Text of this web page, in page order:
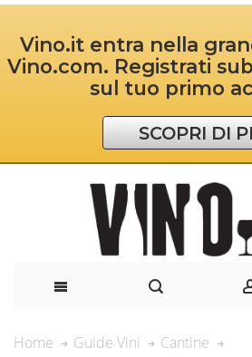
Vino.it entra nella
Vino.com. Registrati
sul tuo primo
SCOPRI DI
Home Guide Vini
Cantine